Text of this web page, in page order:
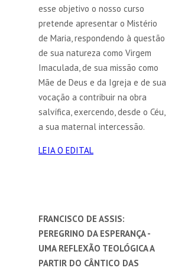
esse objetivo o nosso curso
pretende apresentar o Mistério
de Maria, respondendo à questão
de sua natureza como Virgem
Imaculada, de sua missão como
Mãe de Deus e da Igreja e de sua
vocação a contribuir na obra
salvífica, exercendo, desde o Céu,
a sua maternal intercessão.
LEIA O EDITAL
FRANCISCO DE ASSIS:
PEREGRINO DA ESPERANÇA -
UMA REFLEXÃO TEOLÓGICA A
PARTIR DO CÂNTICO DAS